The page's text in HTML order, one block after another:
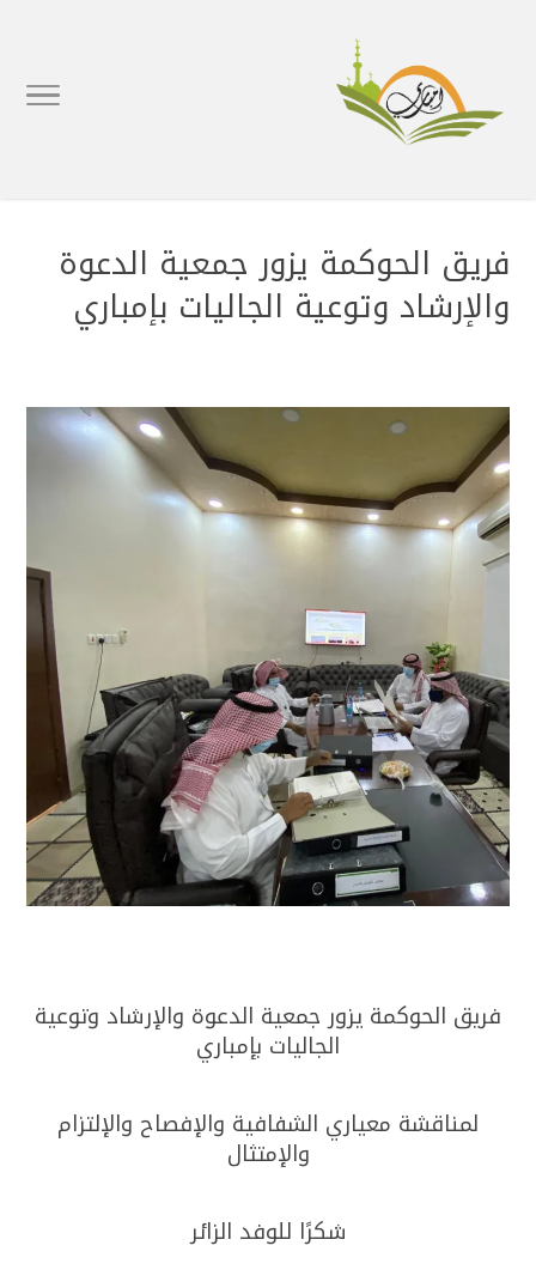
فريق الحوكمة يزور جمعية الدعوة
والإرشاد وتوعية الجاليات بإمباري
فريق الحوكمة يزور جمعية الدعوة والإرشاد وتوعية
الجاليات بإمباري
لمناقشة معياري الشفافية والإفصاح والإلتزام
والإمتثال
شكرًا للوفد الزائر